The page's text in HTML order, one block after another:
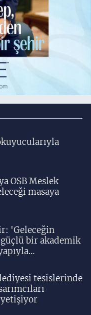
OSB Meslek
masaya
'Geleceğin
bir akademik
tesislerinde